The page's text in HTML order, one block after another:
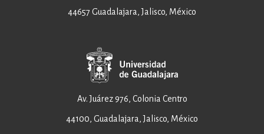
44657 Guadalajara, Jalisco, México
Av. Juárez 976, Colonia Centro
44100, Guadalajara, Jalisco, México